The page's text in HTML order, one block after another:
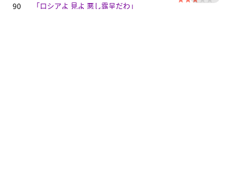
90
「ロシアよ 見よ 悪し露呈だわ」